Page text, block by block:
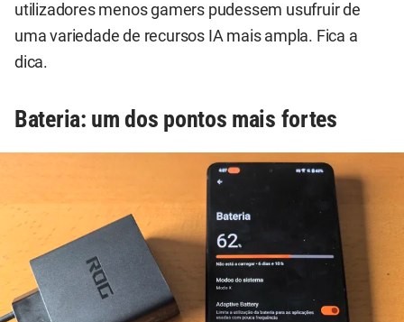
utilizadores menos gamers pudessem usufruir de
uma variedade de recursos IA mais ampla. Fica a
dica.
Bateria: um dos pontos mais fortes